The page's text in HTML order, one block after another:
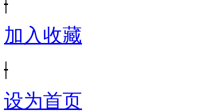
加入收藏
|
设为首页